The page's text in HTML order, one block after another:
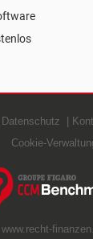
Datenschutz
Cookie-
www.recht-